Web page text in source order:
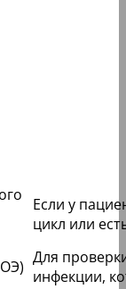
Если у
цикл или
Для
инфекции,